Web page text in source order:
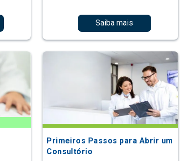
Saiba mais
Primeiros Passos para Abrir um
Consultório